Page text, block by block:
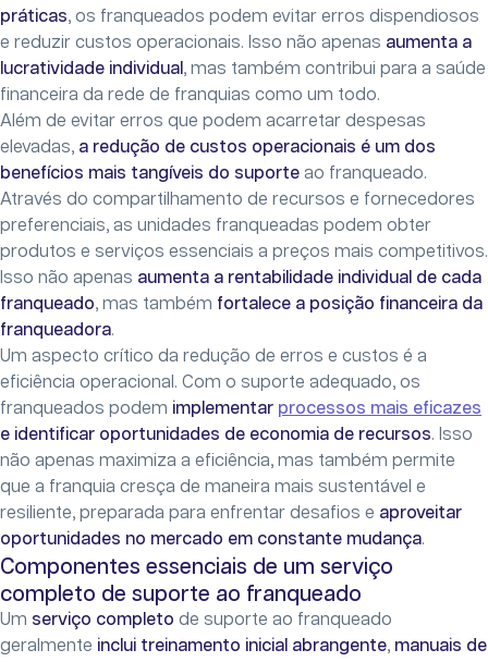
práticas, os franqueados podem evitar erros dispendiosos
e reduzir custos operacionais. Isso não apenas aumenta a
lucratividade individual , mas também contribui para a saúde
financeira da rede de franquias como um todo.
Além de evitar erros que podem acarretar despesas
elevadas, a redução de custos operacionais é um dos
benefícios mais tangíveis do suporte ao franqueado.
Através do compartilhamento de recursos e fornecedores
preferenciais, as unidades franqueadas podem obter
produtos e serviços essenciais a preços mais competitivos.
Isso não apenas aumenta a rentabilidade individual de cada
franqueado, mas também fortalece a posição financeira da
franqueadora.
Um aspecto crítico da redução de erros e custos é a
eficiência operacional. Com o suporte adequado, os
franqueados podem implementar processos mais eficazes
e identificar oportunidades de economia de recursos. Isso
não apenas maximiza a eficiência, mas também permite
que a franquia cresça de maneira mais sustentável e
resiliente, preparada para enfrentar desafios e aproveitar
oportunidades no mercado em constante mudança.
Componentes essenciais de um serviço
completo de suporte ao franqueado
Um serviço completo de suporte ao franqueado
geralmente inclui treinamento inicial abrangente, manuais de